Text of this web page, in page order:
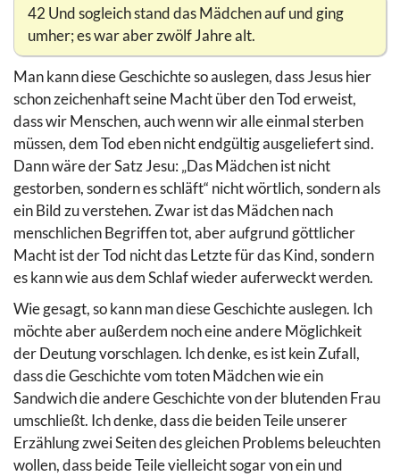
42 Und sogleich stand das Mädchen auf und ging
umher; es war aber zwölf Jahre alt.
Man kann diese Geschichte so auslegen, dass Jesus hier
schon zeichenhaft seine Macht über den Tod erweist,
dass wir Menschen, auch wenn wir alle einmal sterben
müssen, dem Tod eben nicht endgültig ausgeliefert sind.
Dann wäre der Satz Jesu: „Das Mädchen ist nicht
gestorben, sondern es schläft“ nicht wörtlich, sondern als
ein Bild zu verstehen. Zwar ist das Mädchen nach
menschlichen Begriffen tot, aber aufgrund göttlicher
Macht ist der Tod nicht das Letzte für das Kind, sondern
es kann wie aus dem Schlaf wieder auferweckt werden.
Wie gesagt, so kann man diese Geschichte auslegen. Ich
möchte aber außerdem noch eine andere Möglichkeit
der Deutung vorschlagen. Ich denke, es ist kein Zufall,
dass die Geschichte vom toten Mädchen wie ein
Sandwich die andere Geschichte von der blutenden Frau
umschließt. Ich denke, dass die beiden Teile unserer
Erzählung zwei Seiten des gleichen Problems beleuchten
wollen, dass beide Teile vielleicht sogar von ein und